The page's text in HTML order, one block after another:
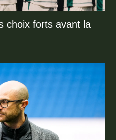
choix forts avant la